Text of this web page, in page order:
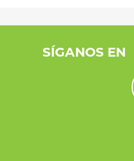
SÍGANOS EN